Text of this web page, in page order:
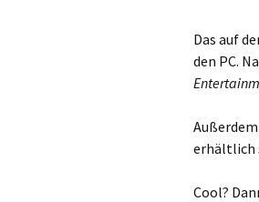
Das auf
den PC.
Außerdem
erhältlich
Cool?